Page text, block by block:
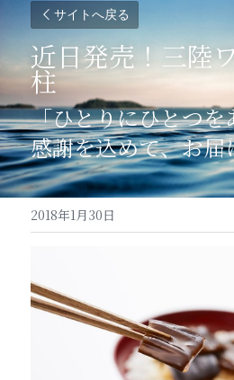
サイトへ戻る
近日発売！三陸
柱
「ひとりにひとつを
感謝を込めて、お届
2018年1月30日